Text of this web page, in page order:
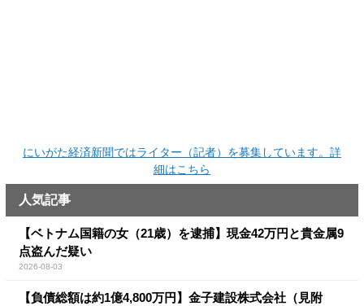
にいがた経済新聞ではライター（記者）を募集しています。詳
細はこちら
人気記事
【ベトナム国籍の女（21歳）を逮捕】現金42万円と貴金属9
点盗んだ疑い
2026-08-03
【負債総額は約1億4,800万円】金子建設株式会社（見附